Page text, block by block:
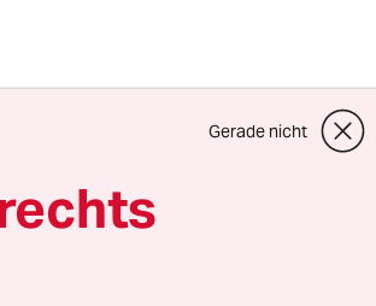
im
Mit
Gerade nicht